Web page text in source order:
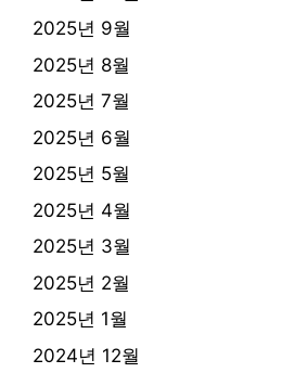
2025년 9월
2025년 8월
2025년 7월
2025년 6월
2025년 5월
2025년 4월
2025년 3월
2025년 2월
2025년 1월
2024년 12월